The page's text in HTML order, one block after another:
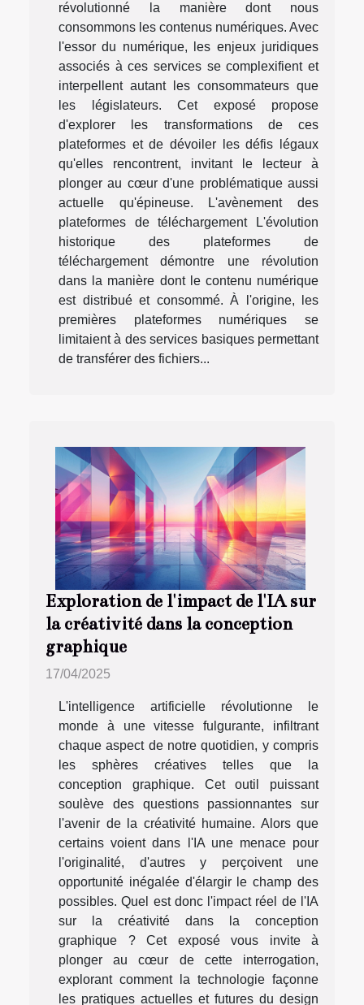
révolutionné la manière dont nous
consommons les contenus numériques. Avec
l'essor du numérique, les enjeux juridiques
associés à ces services se complexifient et
interpellent autant les consommateurs que
les législateurs. Cet exposé propose
d'explorer les transformations de ces
plateformes et de dévoiler les défis légaux
qu'elles rencontrent, invitant le lecteur à
plonger au cœur d'une problématique aussi
actuelle qu'épineuse. L'avènement des
plateformes de téléchargement L'évolution
historique des plateformes de
téléchargement démontre une révolution
dans la manière dont le contenu numérique
est distribué et consommé. À l'origine, les
premières plateformes numériques se
limitaient à des services basiques permettant
de transférer des fichiers...
Exploration de l'impact de l'IA sur
la créativité dans la conception
graphique
17/04/2025
L'intelligence artificielle révolutionne le
monde à une vitesse fulgurante, infiltrant
chaque aspect de notre quotidien, y compris
les sphères créatives telles que la
conception graphique. Cet outil puissant
soulève des questions passionnantes sur
l'avenir de la créativité humaine. Alors que
certains voient dans l'IA une menace pour
l'originalité, d'autres y perçoivent une
opportunité inégalée d'élargir le champ des
possibles. Quel est donc l'impact réel de l'IA
sur la créativité dans la conception
graphique ? Cet exposé vous invite à
plonger au cœur de cette interrogation,
explorant comment la technologie façonne
les pratiques actuelles et futures du design